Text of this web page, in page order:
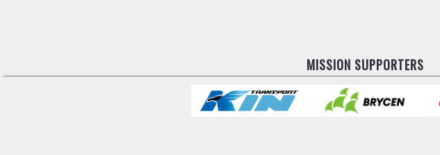
MISSION SUPPORTERS